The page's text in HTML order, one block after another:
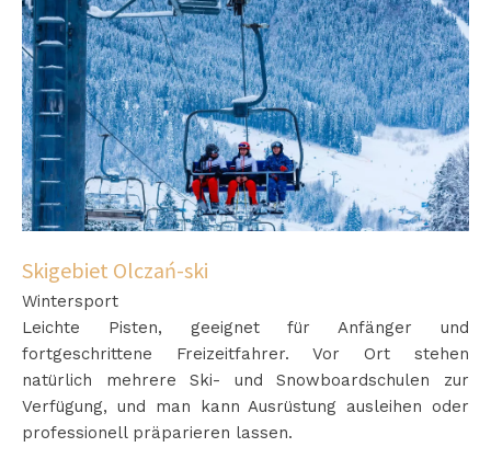
Skigebiet Olczań-ski
Wintersport
Leichte Pisten, geeignet für Anfänger und
fortgeschrittene Freizeitfahrer. Vor Ort stehen
natürlich mehrere Ski- und Snowboardschulen zur
Verfügung, und man kann Ausrüstung ausleihen oder
professionell präparieren lassen.